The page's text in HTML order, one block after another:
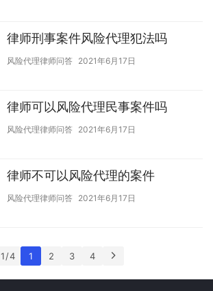
律师刑事案件风险代理犯法吗
风险代理律师问答 2021年6月17日
律师可以风险代理民事案件吗
风险代理律师问答 2021年6月17日
律师不可以风险代理的案件
风险代理律师问答 2021年6月17日
1 / 4 1 2 3 4